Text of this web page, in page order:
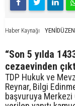
Haber Kaynağı YENİDÜZEN
“Son 5 yılda
cezaevinden
TDP Hukuk ve
Reynar, Bilgi
başvuruya